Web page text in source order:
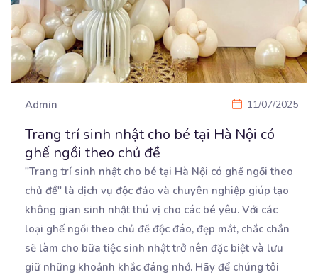
Admin 11/07/2025
Trang trí sinh nhật cho bé tại Hà Nội có
ghế ngồi theo chủ đề
"Trang trí sinh nhật cho bé tại Hà Nội có ghế ngồi theo
chủ đề" là dịch vụ độc đáo và chuyên nghiệp giúp tạo
không gian sinh nhật thú vị cho các bé yêu. Với các
loại ghế ngồi theo chủ đề độc đáo, đẹp mắt, chắc chắn
sẽ làm cho bữa tiệc sinh nhật trở nên đặc biệt và lưu
giữ những khoảnh khắc đáng nhớ. Hãy để chúng tôi